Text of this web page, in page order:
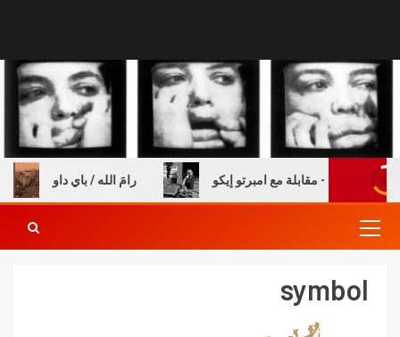
رامَ الله / باي داو والكتب – مقابلة مع امبرتو إيكو
symbol